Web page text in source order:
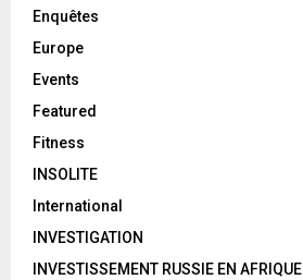
Enquêtes
Europe
Events
Featured
Fitness
INSOLITE
International
INVESTIGATION
INVESTISSEMENT RUSSIE EN AFRIQUE